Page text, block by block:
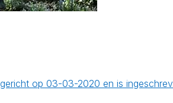
op 03-03-2020 en is